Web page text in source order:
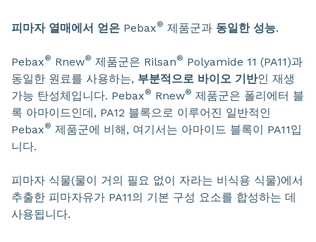
피마자 열매에서 얻은 Pebax® 제품군과 동일한 성능.
Pebax® Rnew® 제품군은 Rilsan® Polyamide 11 (PA11)과
동일한 원료를 사용하는, 부분적으로 바이오 기반인 재생
가능 탄성체입니다. Pebax® Rnew® 제품군은 폴리에터 블
록 아마이드인데, PA12 블록으로 이루어진 일반적인
Pebax® 제품군에 비해, 여기서는 아마이드 블록이 PA11입
니다.
피마자 식물(물이 거의 필요 없이 자라는 비식용 식물)에서
추출한 피마자유가 PA11의 기본 구성 요소를 합성하는 데
사용됩니다.